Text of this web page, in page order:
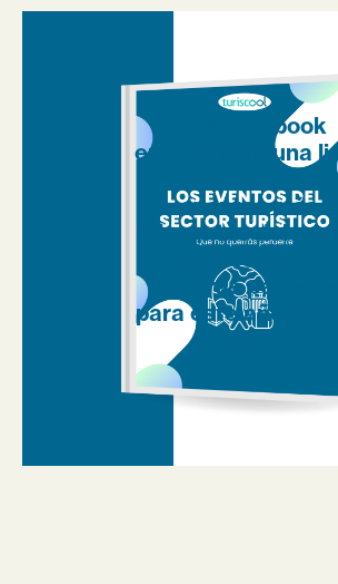
En este Ebook
encontrarás una
eventos más
relevantes del
turístico que no
querrás perderte
para este año
2024.